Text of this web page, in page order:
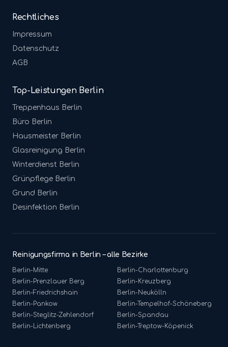
Rechtliches
Impressum
Datenschutz
AGB
Top-Leistungen Berlin
Treppenhaus Berlin
Büro Berlin
Hausmeister Berlin
Glasreinigung Berlin
Winterdienst Berlin
Grünpflege Berlin
Grund Berlin
Desinfektion Berlin
Reinigungsfirma in Berlin – alle Bezirke
Berlin-Mitte Berlin-Charlottenburg
Berlin-Prenzlauer Berg Berlin-Kreuzberg
Berlin-Friedrichshain Berlin-Neukölln
Berlin-Pankow Berlin- Tempelhof-Schöneberg
Berlin-Steglitz-Zehlendorf Berlin-Spandau
Berlin- Lichtenberg Berlin- Treptow-Köpenick